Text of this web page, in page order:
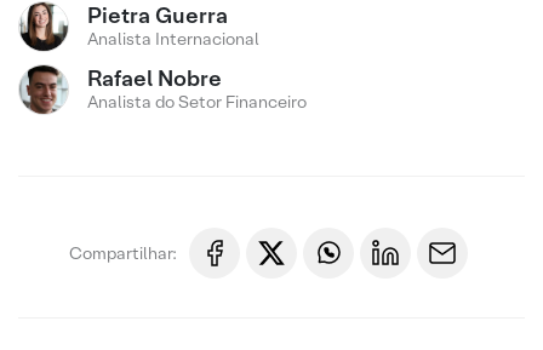
Pietra Guerra
Analista Internacional
Rafael Nobre
Analista do Setor Financeiro
Compartilhar: